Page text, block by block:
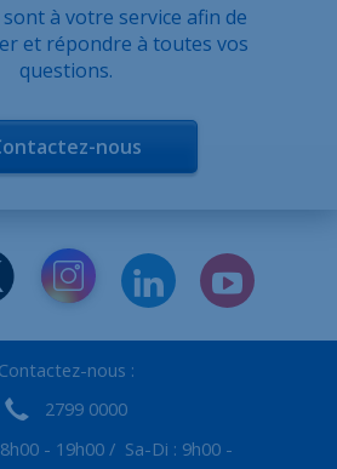
à votre service afin de
et répondre à toutes vos
questions.
nous
Contactez-nous :
2799 0000
- 19h00 / Sa-Di : 9h00 -